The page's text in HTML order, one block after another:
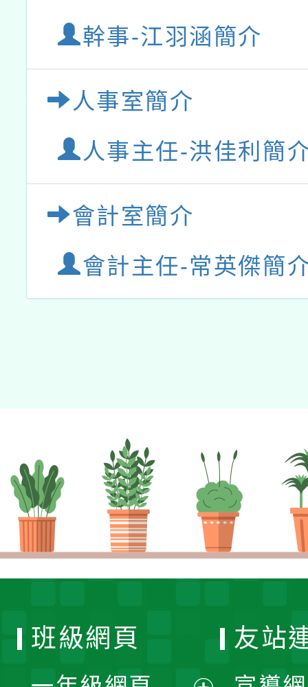
幹事-江羽涵簡介
人事室簡介
人事主任-洪佳利簡
會計室簡介
會計主任-常英傑簡
班級網頁 友站